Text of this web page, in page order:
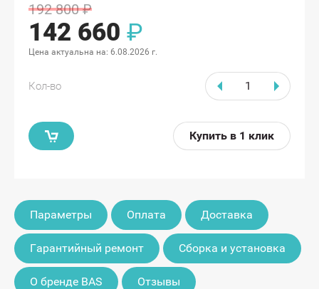
192 800 ₽
142 660 ₽
Цена актуальна на: 6.08.2026 г.
Кол-во
Купить в 1 клик
Параметры Оплата Доставка
Гарантийный ремонт Сборка и установка
О бренде BAS Отзывы